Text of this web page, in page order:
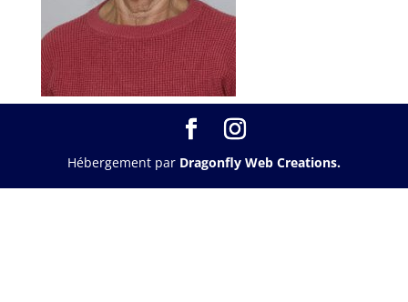
Hébergement par Dragonfly Web Creations.